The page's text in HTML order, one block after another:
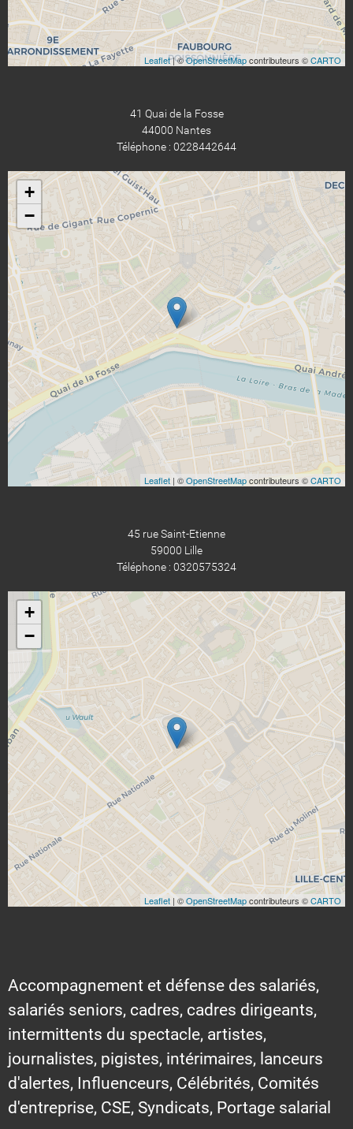
Leaflet| ©OpenStreetMapcontributeurs ©CARTO
41 Quai de la Fosse
44000 Nantes
Téléphone : 0228442644
+
−
Leaflet | ©OpenStreetMapcontributeurs ©CARTO
45 rue Saint-Etienne
59000 Lille
Téléphone : 0320575324
+
−
Leaflet | ©OpenStreetMapcontributeurs ©CARTO
Accompagnement et défense des salariés,
salariés seniors, cadres, cadres dirigeants,
intermittents du spectacle, artistes,
journalistes, pigistes, intérimaires, lanceurs
d'alertes, Influenceurs, Célébrités, Comités
d'entreprise, CSE, Syndicats, Portage salarial